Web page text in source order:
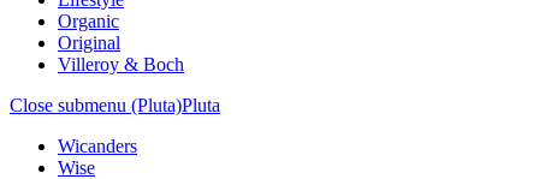
Organic
Original
Villeroy & Boch
Close submenu (Pluta)Pluta
Wicanders
Wise